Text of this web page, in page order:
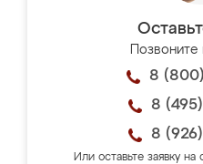
8
8
8
Или оставьте заявку на